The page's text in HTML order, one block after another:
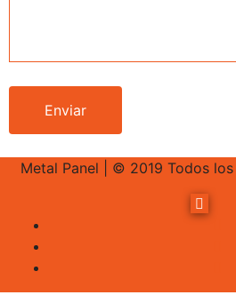
Metal Panel | © 2019 Todos